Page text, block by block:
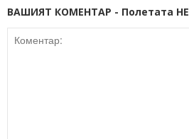
ВАШИЯТ КОМЕНТАР - Полетата